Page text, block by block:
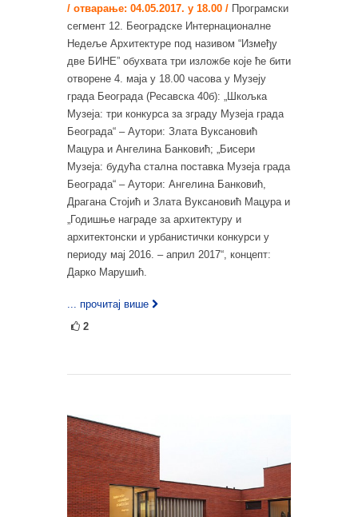
/ отварање: 04.05.2017. у 18.00 / Програмски
сегмент 12. Београдске Интернационалне
Недеље Архитектуре под називом “Између
две БИНЕ” обухвата три изложбе које ће бити
отворене 4. маја у 18.00 часова у Музеју
града Београда (Ресавска 40б): „Шкољка
Музеја: три конкурса за зграду Музеја града
Београда“ – Аутори: Злата Вуксановић
Мацура и Ангелина Банковић; „Бисери
Музеја: будућа стална поставка Музеја града
Београда“ – Аутори: Ангелина Банковић,
Драгана Стојић и Злата Вуксановић Мацура и
„Годишње награде за архитектуру и
архитектонски и урбанистички конкурси у
периоду мај 2016. – април 2017“, концепт:
Дарко Марушић.
... прочитај више
2